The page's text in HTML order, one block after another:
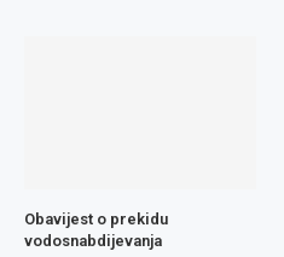
Obavijest o prekidu
vodosnabdijevanja